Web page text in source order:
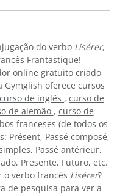
do verbo Lisérer,
Frantastique!
online gratuito criado
Gymglish oferece cursos
curso de inglês , curso de
de alemão , curso de
franceses (de todos os
Présent, Passé composé,
Passé antérieur,
Presente, Futuro, etc.
o verbo francês Lisérer?
de pesquisa para ver a